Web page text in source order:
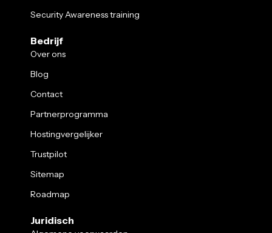
Security Awareness training
Bedrijf
Over ons
Blog
Contact
Partnerprogramma
Hostingvergelijker
Trustpilot
Sitemap
Roadmap
Juridisch